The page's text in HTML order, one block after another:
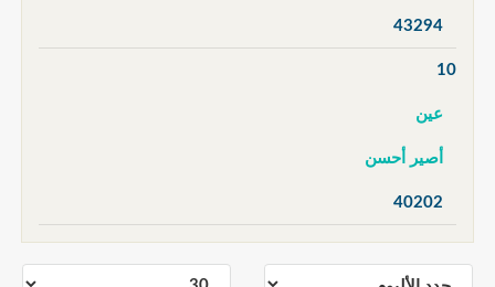
43294
10
عين
أصير أحسن
40202